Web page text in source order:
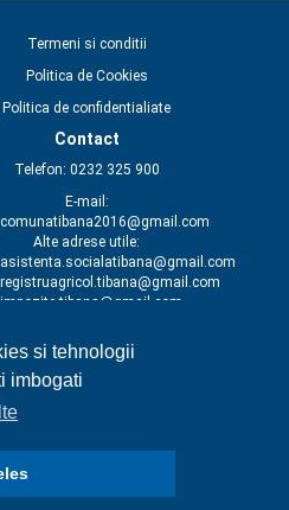
si tehnologii
imbogati
Termeni si conditii
Politica de Cookies
Politica de confidentialiate
Contact
Telefon: 0232 325 900
E-mail:
comunatibana2016@gmail.com
Alte adrese utile:
asistenta.socialatibana@gmail.com
registruagricol.tibana@gmail.com
impozite.tibana@gmail.com
primar@primaritibana.ro
secretar@primariatibana.ro
Toate drepturile rezervate.